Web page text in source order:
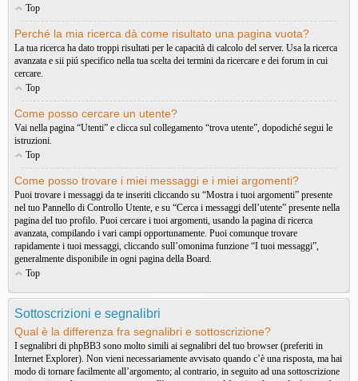
Top
Perché la mia ricerca dà come risultato una pagina vuota?
La tua ricerca ha dato troppi risultati per le capacità di calcolo del server. Usa la ricerca
avanzata e sii piú specifico nella tua scelta dei termini da ricercare e dei forum in cui
cercare.
Top
Come posso cercare un utente?
Vai nella pagina “Utenti” e clicca sul collegamento “trova utente”, dopodiché segui le
istruzioni.
Top
Come posso trovare i miei messaggi e i miei argomenti?
Puoi trovare i messaggi da te inseriti cliccando su “Mostra i tuoi argomenti” presente
nel tuo Pannello di Controllo Utente, e su “Cerca i messaggi dell’utente” presente nella
pagina del tuo profilo. Puoi cercare i tuoi argomenti, usando la pagina di ricerca
avanzata, compilando i vari campi opportunamente. Puoi comunque trovare
rapidamente i tuoi messaggi, cliccando sull’omonima funzione “I tuoi messaggi”,
generalmente disponibile in ogni pagina della Board.
Top
Sottoscrizioni e segnalibri
Qual è la differenza fra segnalibri e sottoscrizione?
I segnalibri di phpBB3 sono molto simili ai segnalibri del tuo browser (preferiti in
Internet Explorer). Non vieni necessariamente avvisato quando c’è una risposta, ma hai
modo di tornare facilmente all’argomento; al contrario, in seguito ad una sottoscrizione